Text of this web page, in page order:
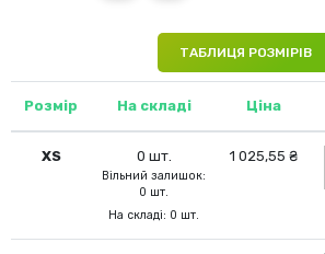
ТАБЛИЦЯ РОЗМІРІВ
Розмір На складі Ціна
XS 0 шт.
Вільний залишок:
0 шт.
На складі: 0 шт.
1 025,55 ₴